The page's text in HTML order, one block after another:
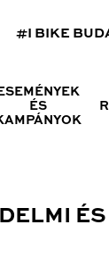
#I BIKE
ESEMÉNYEK
ÉS